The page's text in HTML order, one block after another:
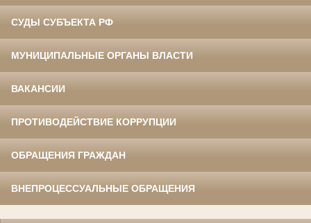
СУДЫ СУБЪЕКТА РФ
МУНИЦИПАЛЬНЫЕ ОРГАНЫ ВЛАСТИ
ВАКАНСИИ
ПРОТИВОДЕЙСТВИЕ КОРРУПЦИИ
ОБРАЩЕНИЯ ГРАЖДАН
ВНЕПРОЦЕССУАЛЬНЫЕ ОБРАЩЕНИЯ